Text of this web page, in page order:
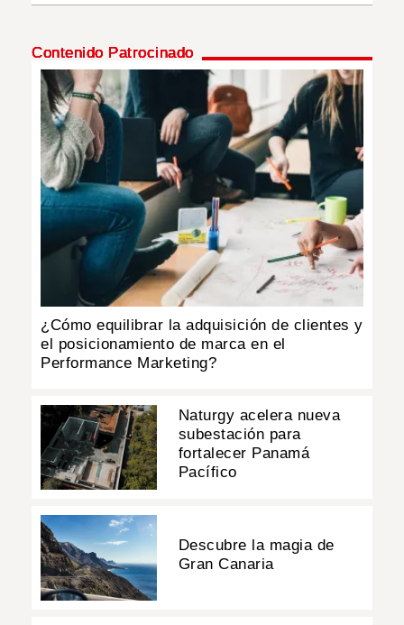
MULTIMEDIA
IMPRESO
Contenido Patrocinado
¿Cómo equilibrar la adquisición de clientes y
el posicionamiento de marca en el
Performance Marketing?
Naturgy acelera nueva
subestación para
fortalecer Panamá
Pacífico
Descubre la magia de
Gran Canaria